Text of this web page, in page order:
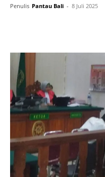
Penulis Pantau Bali - 8 Juli 2025